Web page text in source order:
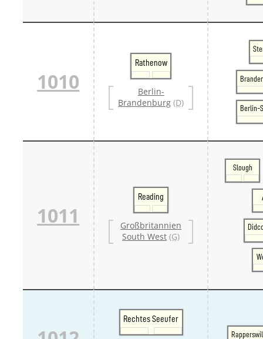
1010
Rathenow
Berlin-
Brandenburg (D)
Berlin-
1011
Reading
Großbritannien
South West (G)
Slough
Rechtes Seeufer
Rapperswil